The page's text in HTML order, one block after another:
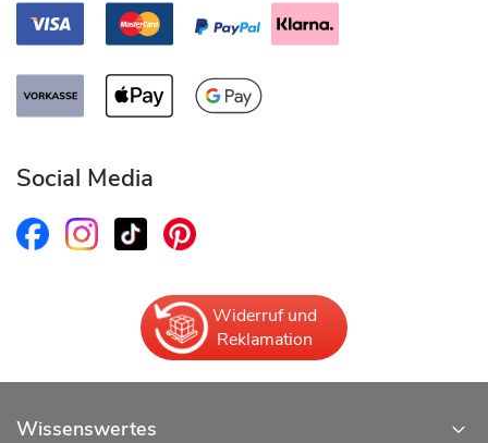
Social Media
Widerruf und
Reklamation
Wissenswertes